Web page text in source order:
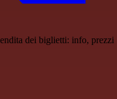
dei biglietti: info, prezzi